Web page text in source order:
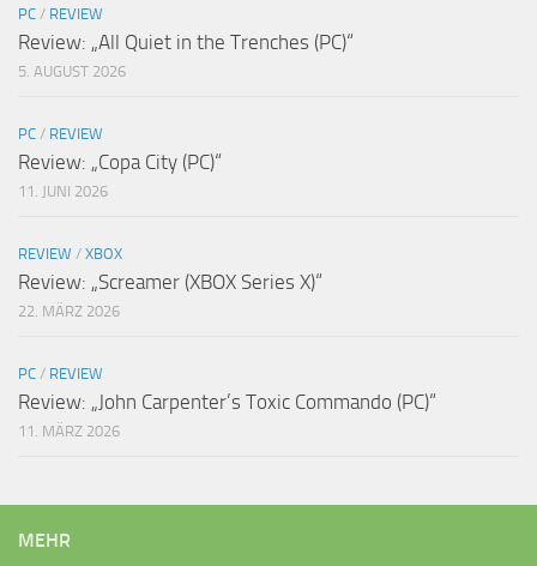
PC / REVIEW
Review: „All Quiet in the Trenches (PC)“
5. AUGUST 2026
PC / REVIEW
Review: „Copa City (PC)“
11. JUNI 2026
REVIEW / XBOX
Review: „Screamer (XBOX Series X)“
22. MÄRZ 2026
PC / REVIEW
Review: „John Carpenter’s Toxic Commando (PC)“
11. MÄRZ 2026
MEHR